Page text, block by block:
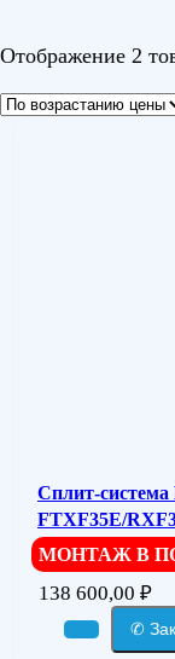
Отображение 2
Сплит-
FTXF35E/
МОНТАЖ В
138 600,00 ₽
✆